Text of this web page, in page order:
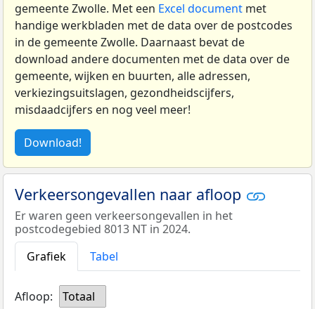
gemeente Zwolle. Met een Excel document met
handige werkbladen met de data over de postcodes
in de gemeente Zwolle. Daarnaast bevat de
download andere documenten met de data over de
gemeente, wijken en buurten, alle adressen,
verkiezingsuitslagen, gezondheidscijfers,
misdaadcijfers en nog veel meer!
Download!
Verkeersongevallen naar afloop
Er waren geen verkeersongevallen in het
postcodegebied 8013 NT in 2024.
Grafiek
Tabel
Afloop: Totaal